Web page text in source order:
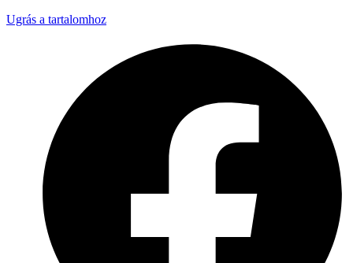
Ugrás a tartalomhoz